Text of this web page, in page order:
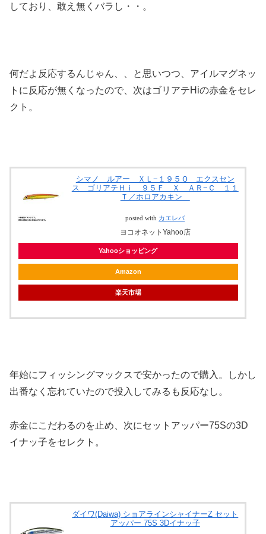
しており、敢え無くバラし・・。
何だよ反応するんじゃん、、と思いつつ、アイルマグネッ
トに反応が無くなったので、次はゴリアテHiの赤金をセレ
クト。
シマノ ルアー ＸＬ−１９５Ｑ エクスセン
ス ゴリアテＨｉ ９５Ｆ Ｘ ＡＲ−Ｃ １１
Ｔ／ホロアカキン
posted with カエレバ
ヨコオネットYahoo店
Yahooショッピング
Amazon
楽天市場
年始にフィッシングマックスで安かったので購入。しかし
出番なく忘れていたので投入してみるも反応なし。
赤金にこだわるのを止め、次にセットアッパー75Sの3D
イナッ子をセレクト。
ダイワ(Daiwa) ショアラインシャイナーZ セット
アッパー 75S 3Dイナッ子